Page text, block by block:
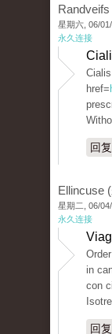
星期六, 06/
永久连接
href=
回复
Ellincuse
星期二, 06/
永久连接
in
con
回复